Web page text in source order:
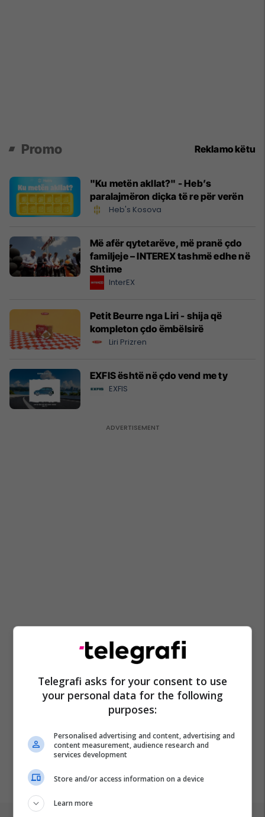
Promo Reklamo këtu
"Ku metën akllat?" - Heb’s
paralajmëron diçka të re për verën
Heb's Kosova
Më afër qytetarëve, më pranë çdo
familjeje – INTEREX tashmë edhe në
Shtime
InterEX
Petit Beurre nga Liri - shija që
kompleton çdo ëmbëlsirë
Liri Prizren
EXFIS është në çdo vend me ty
EXFIS
Telegrafi asks for your consent to use
your personal data for the following
purposes:
Personalised advertising and content, advertising and
content measurement, audience research and
services development
Store and/or access information on a device
Learn more